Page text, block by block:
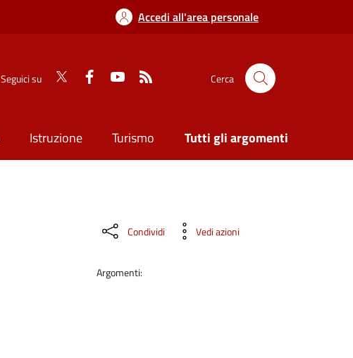
Accedi all'area personale
Seguici su Cerca
Istruzione Turismo Tutti gli argomenti
Condividi Vedi azioni
Argomenti: